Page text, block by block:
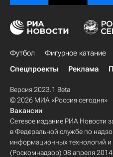
Футбол Фигурное катание
Спецпроекты
Реклама
Версия 2023.1 Beta
© 2026 МИА «Россия сегодня»
Вакансии
Сетевое издание РИА Новости
в Федеральной службе по
информационных технологий
(Роскомнадзор) 08 апреля 2014